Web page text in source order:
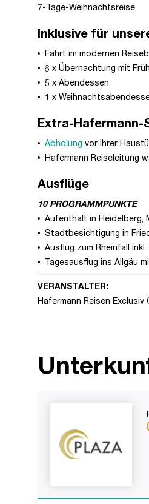
7-Tage-Weihnachtsreise
Inklusive für
Fahrt im modernen
6 x Übernachtung mit
5 x Abendessen
1 x
Extra-Hafermann-
Abholung vor Ihrer
Hafermann Reiseleitung
Ausflüge
10 PROGRAMMPUNKTE
Aufenthalt in Heidelberg,
Stadtbesichtigung in
Ausflug zum Rheinfall
Tagesausflug ins Allgäu
VERANSTALTER:
Hafermann Reisen Exclusiv